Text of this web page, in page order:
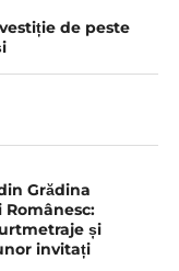
de peste
Grădina
Românesc:
și
invitați